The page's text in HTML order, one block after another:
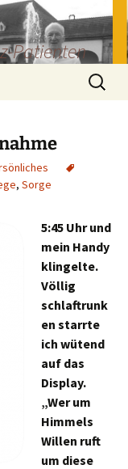
Patienten
Suchen
nach:
, Sorge
5:45 Uhr und
mein Handy
klingelte.
Völlig
schlaftrunk
en starrte
ich wütend
auf das
Display.
„Wer um
Himmels
Willen ruft
um diese